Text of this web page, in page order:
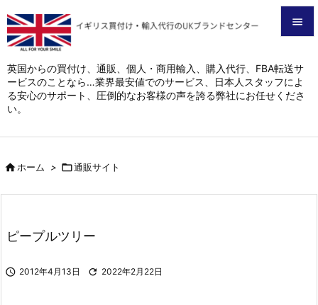
英国からの買付け、通販、個人・商用輸入、購入代行、FBA転送サ
ービスのことなら…業界最安値でのサービス、日本人スタッフによ
る安心のサポート、圧倒的なお客様の声を誇る弊社にお任せくださ
い。

メニュ

サイド
前へ

ホーム > 通販サイト
ピープルツリー
 2012年4月13日  2022年2月22日